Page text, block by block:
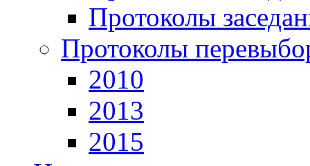
Протоколы
Протоколы
2010
2013
2015